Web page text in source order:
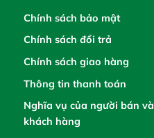
Chính sách bảo mật
Chính sách đổi trả
Chính sách giao hàng
Thông tin thanh toán
Nghĩa vụ của người bán và
khách hàng